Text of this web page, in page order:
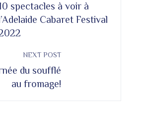
spectacles à voir à
Cabaret Festival
NEXT POST
du soufflé
au fromage!